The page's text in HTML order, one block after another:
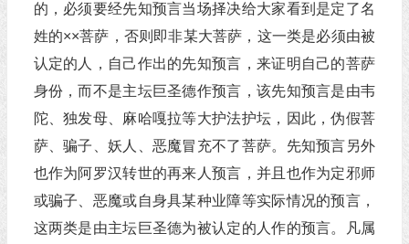
的，必须要经先知预言当场择决给大家看到是定了名
姓的××菩萨，否则即非某大菩萨，这一类是必须由被
认定的人，自己作出的先知预言，来证明自己的菩萨
身份，而不是主坛巨圣德作预言，该先知预言是由韦
陀、独发母、麻哈嘎拉等大护法护坛，因此，伪假菩
萨、骗子、妖人、恶魔冒充不了菩萨。先知预言另外
也作为阿罗汉转世的再来人预言，并且也作为定邪师
或骗子、恶魔或自身具某种业障等实际情况的预言，
这两类是由主坛巨圣德为被认定的人作的预言。凡属